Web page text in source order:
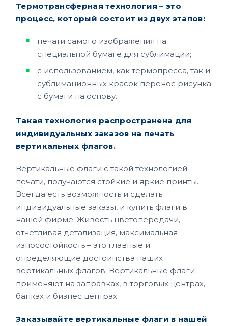
Термотрансферная технология – это
процесс, который состоит из двух этапов:
печати самого изображения на
специальной бумаге для сублимации;
с использованием, как термопресса, так и
сублимационных красок перенос рисунка
с бумаги на основу.
Такая технология распространена для
индивидуальных заказов на печать
вертикальных флагов.
Вертикальные флаги с такой технологией
печати, получаются стойкие и яркие принты.
Всегда есть возможность и сделать
индивидуальные заказы, и купить флаги в
нашей фирме. Живость цветопередачи,
отчетливая детализация, максимальная
износостойкость – это главные и
определяющие достоинства наших
вертикальных флагов. Вертикальные флаги
применяют на заправках, в торговых центрах,
банках и бизнес центрах.
Заказывайте вертикальные флаги в нашей